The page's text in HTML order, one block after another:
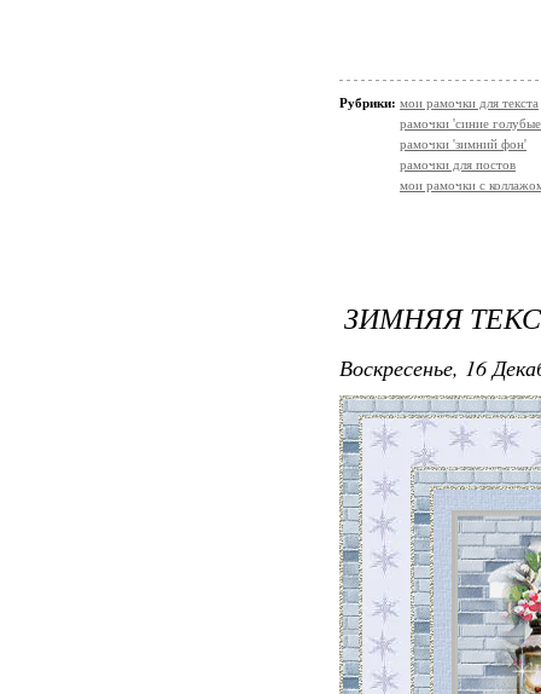
Рубрики: мои рамочки для текста
рамочки 'синие
рамочки 'зимний фон'
рамочки для постов
мои рамочки с
ЗИМНЯЯ
Воскресенье, 16